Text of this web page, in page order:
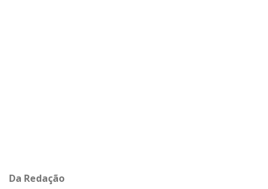
Da Redação